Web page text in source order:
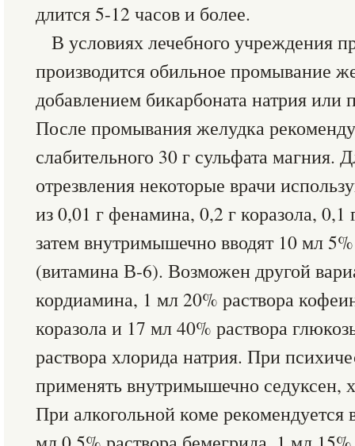
длится 5-12 часов и более.
В условиях лечебного учреждения
производится обильное промывание
добавлением бикарбоната натрия или
После промывания желудка
слабительного 30 г сульфата магния.
отрезвления некоторые врачи
из 0,01 г фенамина, 0,2 г коразола,
затем внут­римышечно вводят 10 мл
(витамина В-6). Возможен другой
кордиа­мина, 1 мл 20% раствора
коразола и 17 мл 40% раствора
раствора хлорида натрия. При
применять внутримышечно седуксен,
При алкогольной коме рекомендуется